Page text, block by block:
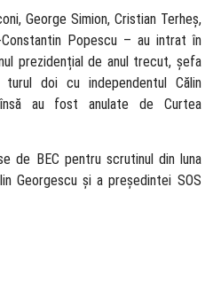
George Simion, Cristian Terheș,
Popescu – au intrat în
prezidențial de anul trecut, șefa
doi cu independentul Călin
au fost anulate de Curtea
de BEC pentru scrutinul din luna
Georgescu și a președintei SOS